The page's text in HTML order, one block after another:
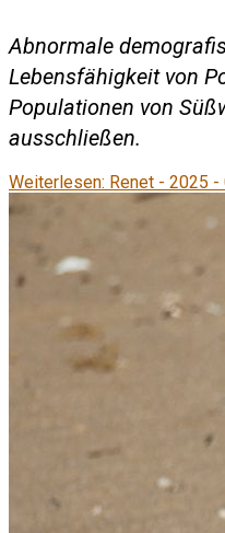
Abnormale
Lebensfähigkeit von
Populationen von
ausschließen.
Weiterlesen: Renet - 2025 -